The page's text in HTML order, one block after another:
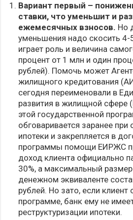
Вариант первый –
ставки, что уменьшит и
ежемесячных взносов. Но
уменьшения надо скосить
играет роль и величина
процент от 1 млн и один
рублей). Помочь может
жилищного кредитования
сегодня переименовали в
развития в жилищной сфере
этой государственной
обговаривается заранее
ипотеки и закрепляется в
программы помощи ЕИРЖС
доход клиента официально
30%, а максимальный
денежном эквиваленте
рублей. Но зато, если клиент
программе, банк ему не
реструктуризации ипотеки.